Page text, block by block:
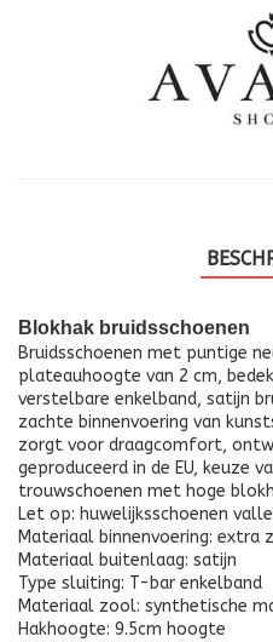
Blokhak bruidsschoenen
Bruidsschoenen met puntige
plateauhoogte van 2 cm,
verstelbare enkelband, satijn
zachte binnenvoering van
zorgt voor draagcomfort,
geproduceerd in de EU, keuze
trouwschoenen met hoge
Let op: huwelijksschoenen
Materiaal binnenvoering:
Materiaal buitenlaag: satijn
Type sluiting: T-bar enkelband
Materiaal zool: synthetische
Hakhoogte: 9.5cm hoogte